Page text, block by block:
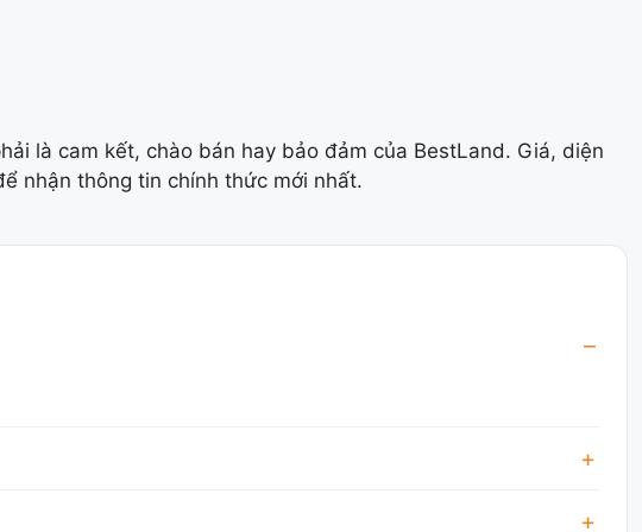
là cam kết, chào bán hay bảo đảm của BestLand. Giá, diện
nhận thông tin chính thức mới nhất.